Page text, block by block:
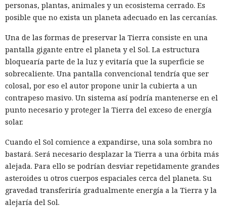
personas, plantas, animales y un ecosistema cerrado. Es
posible que no exista un planeta adecuado en las cercanías.
Una de las formas de preservar la Tierra consiste en una
pantalla gigante entre el planeta y el Sol. La estructura
bloquearía parte de la luz y evitaría que la superficie se
sobrecaliente. Una pantalla convencional tendría que ser
colosal, por eso el autor propone unir la cubierta a un
contrapeso masivo. Un sistema así podría mantenerse en el
punto necesario y proteger la Tierra del exceso de energía
solar.
Cuando el Sol comience a expandirse, una sola sombra no
bastará. Será necesario desplazar la Tierra a una órbita más
alejada. Para ello se podrían desviar repetidamente grandes
asteroides u otros cuerpos espaciales cerca del planeta. Su
gravedad transferiría gradualmente energía a la Tierra y la
alejaría del Sol.